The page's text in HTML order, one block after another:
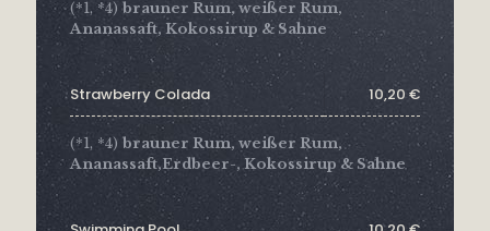
(*1, *4)brauner Rum, weißer Rum,
Ananassaft, Kokossirup & Sahne
Strawberry Colada 10,20 €
(*1, *4) brauner Rum, weißer Rum,
Ananassaft,Erdbeer-, Kokossirup & Sahne